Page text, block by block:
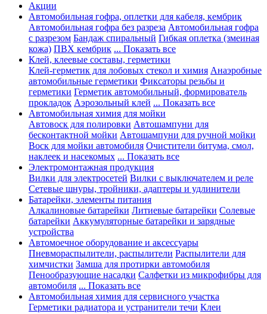
Акции
Автомобильная гофра, оплетки для кабеля, кембрик
Автомобильная гофра без разреза Автомобильная гофра
с разрезом Бандаж спиральный Гибкая оплетка (змеиная
кожа) ПВХ кембрик ... Показать все
Клей, клеевые составы, герметики
Клей-герметик для лобовых стекол и химия Анаэробные
автомобильные герметики Фиксаторы резьбы и
герметики Герметик автомобильный, формирователь
прокладок Аэрозольный клей ... Показать все
Автомобильная химия для мойки
Автовоск для полировки Автошампуни для
бесконтактной мойки Автошампуни для ручной мойки
Воск для мойки автомобиля Очистители битума, смол,
наклеек и насекомых ... Показать все
Электромонтажная продукция
Вилки для электросетей Вилки с выключателем и реле
Сетевые шнуры, тройники, адаптеры и удлинители
Батарейки, элементы питания
Алкалиновые батарейки Литиевые батарейки Солевые
батарейки Аккумуляторные батарейки и зарядные
устройства
Автомоечное оборудование и аксессуары
Пневмораспылители, распылители Распылители для
химчистки Замша для протирки автомобиля
Пенообразующие насадки Салфетки из микрофибры для
автомобиля ... Показать все
Автомобильная химия для сервисного участка
Герметики радиатора и устранители течи Клеи